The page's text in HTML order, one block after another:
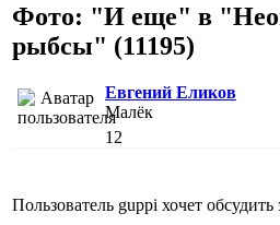
Фото: "И еще" в
рыбсы" (11195)
Евгений Еликов
Малёк
12
Пользователь guppi хочет обсудить